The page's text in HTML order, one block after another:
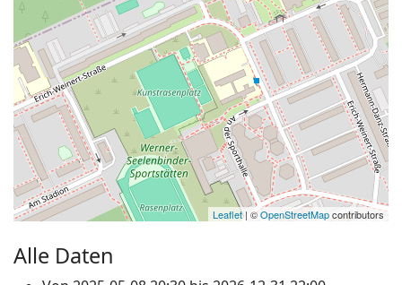
Leaflet| ©OpenStreetMapcontributors
Alle Daten